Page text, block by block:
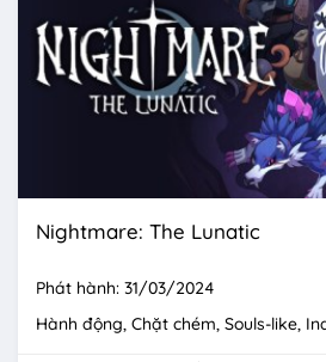
Nightmare: The Lunatic
Phát hành: 31/03/2024
Hành động Chặt chém Souls-like